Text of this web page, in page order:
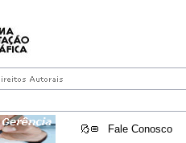
Fale Conosco